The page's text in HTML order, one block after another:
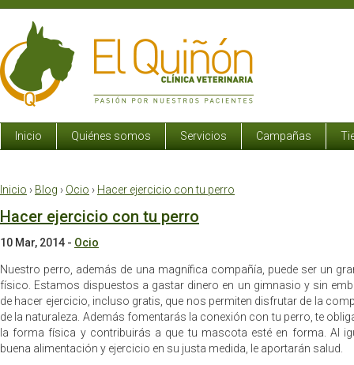
Inicio Quiénes somos Servicios Campañas
Inicio › Blog › Ocio › Hacer ejercicio con tu perro
Hacer ejercicio con tu perro
10 Mar, 2014 - Ocio
Nuestro perro, además de una magnífica compañía, puede ser un
físico. Estamos dispuestos a gastar dinero en un gimnasio y sin
de hacer ejercicio, incluso gratis, que nos permiten disfrutar de la
de la naturaleza. Además fomentarás la conexión con tu perro, te
la forma física y contribuirás a que tu mascota esté en forma. Al
buena alimentación y ejercicio en su justa medida, le aportarán salud.